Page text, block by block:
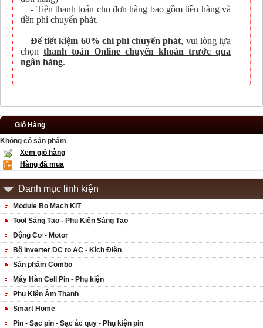
- Tiền thanh toán cho đơn hàng bao gồm tiền hàng và
tiền phí chuyển phát.
Để tiết kiệm 60% chi phí chuyển phát, vui lòng lựa
chọn thanh toán Online chuyển khoản trước qua
ngân hàng.
Giỏ Hàng
Không có sản phẩm
Xem giỏ hàng
Hàng đã mua
Danh mục linh kiện
Module Bo Mạch KIT
Tool Sáng Tạo - Phụ Kiện Sáng Tạo
Động Cơ - Motor
Bộ inverter DC to AC - Kích Điện
Sản phẩm Combo
Máy Hàn Cell Pin - Phụ kiện
Phụ Kiện Âm Thanh
Smart Home
Pin - Sạc pin - Sạc ác quy - Phụ kiện pin